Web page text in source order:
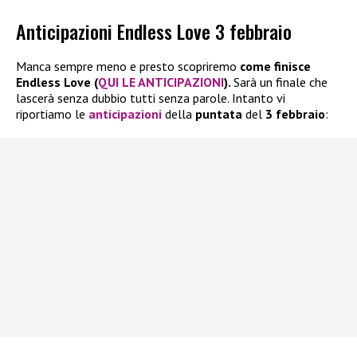
Anticipazioni Endless Love 3 febbraio
Manca sempre meno e presto scopriremo come finisce
Endless Love (QUI LE ANTICIPAZIONI). Sarà un finale che
lascerà senza dubbio tutti senza parole. Intanto vi
riportiamo le anticipazioni della puntata del 3 febbraio: